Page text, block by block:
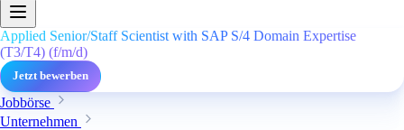
Applied Senior/Staff Scientist with SAP S/4 Domain Expertise
(T3/T4) (f/m/d)
Jetzt bewerben
Jobbörse
Unternehmen